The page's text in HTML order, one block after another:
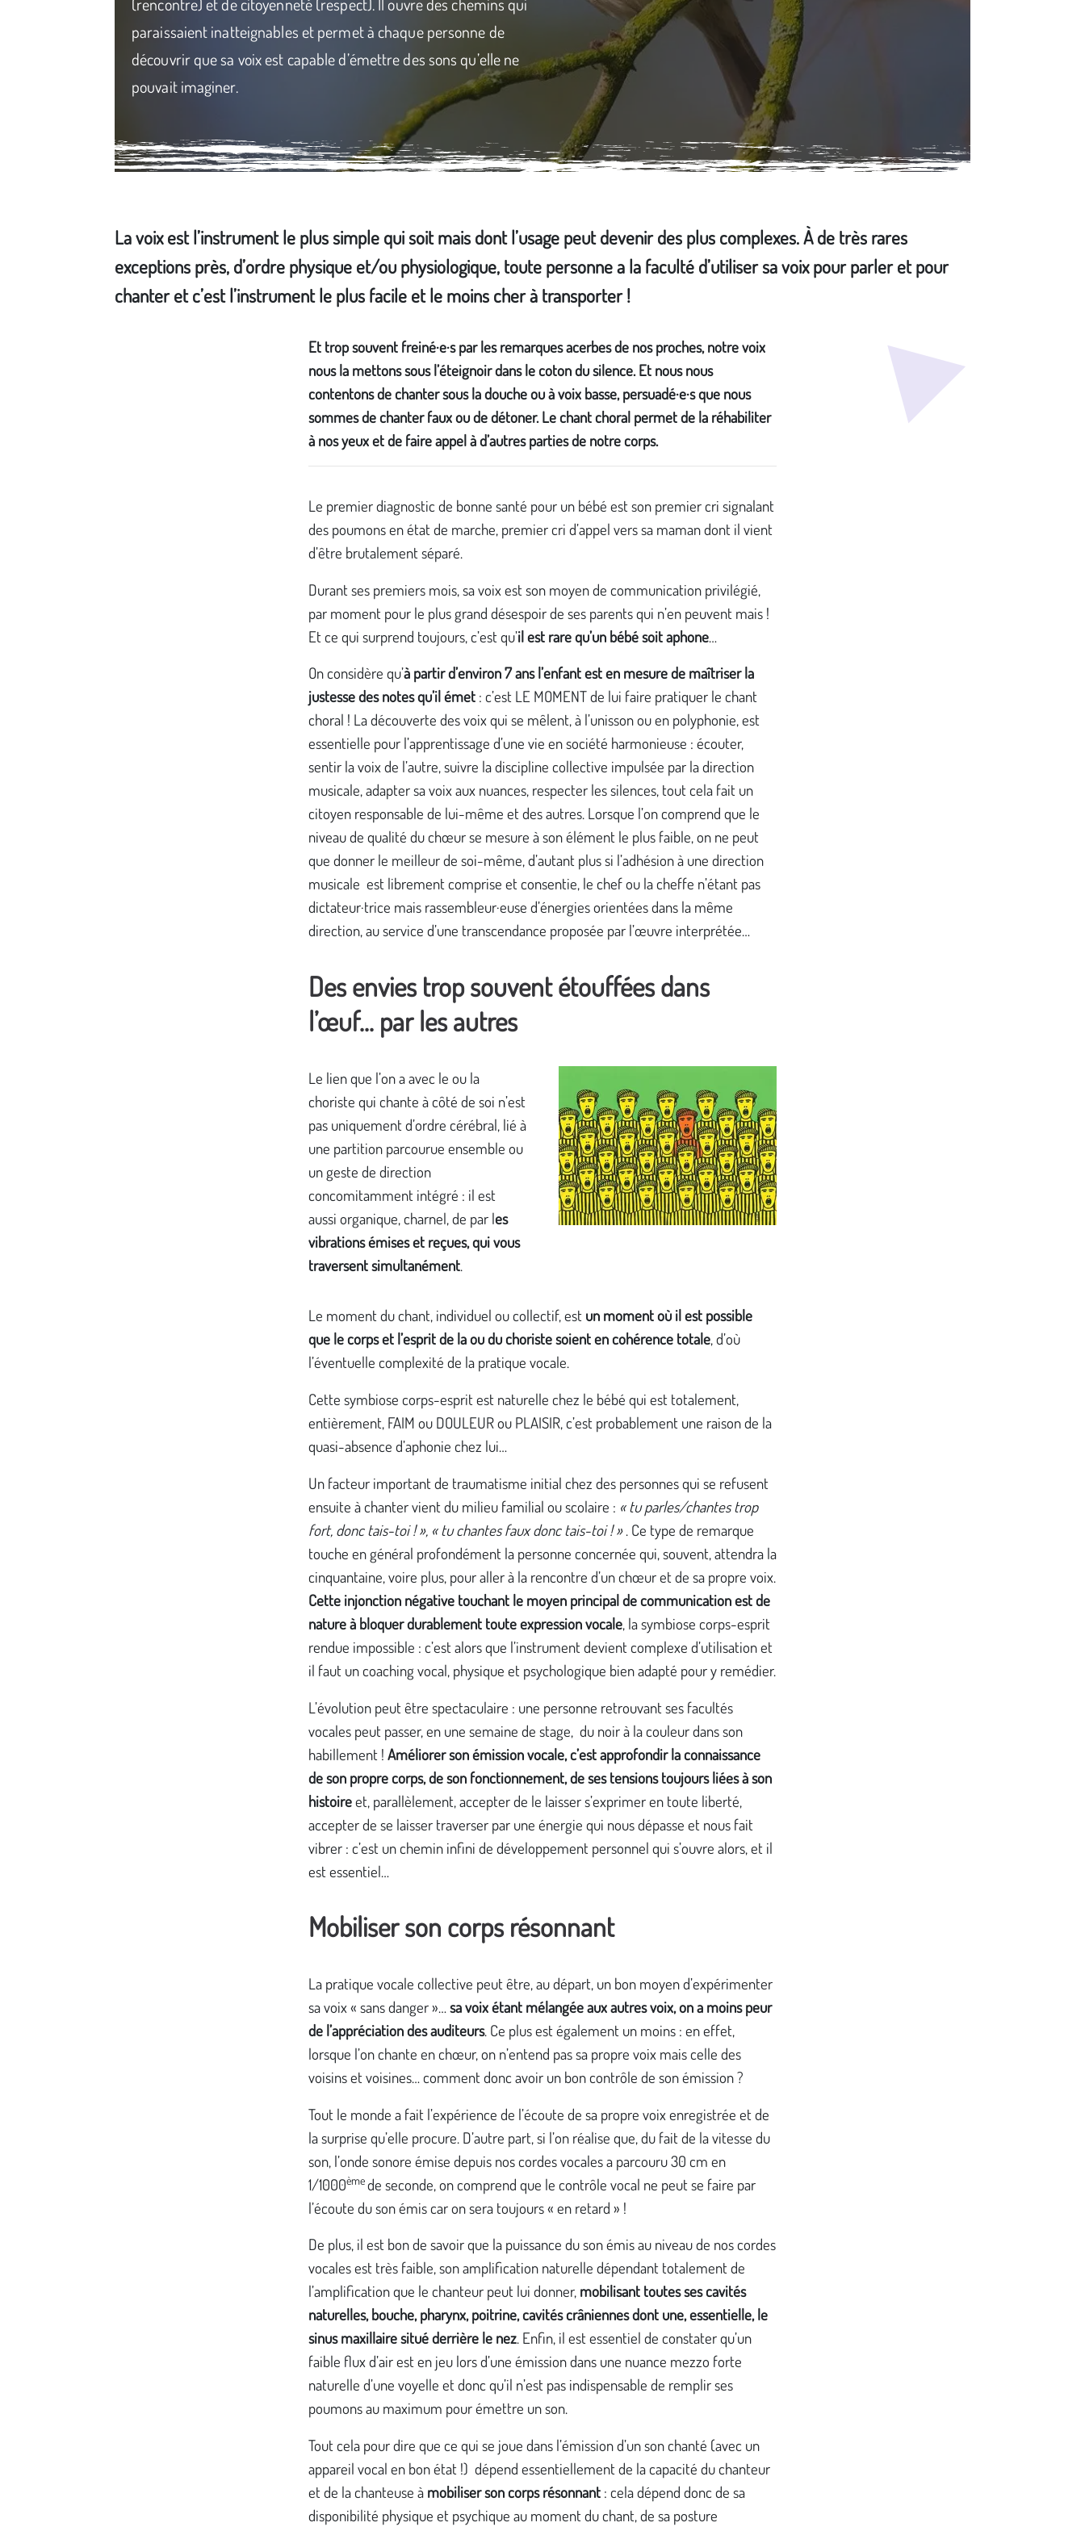
paraissaient inatteignables et permet à chaque personne de
découvrir que sa voix est capable d’émettre des sons qu’elle ne
pouvait imaginer.
La voix est l’instrument le plus simple qui soit mais dont l’usage peut devenir des plus complexes. À de très rares
exceptions près, d’ordre physique et/ou physiologique, toute personne a la faculté d’utiliser sa voix pour parler et pour
chanter et c’est l’instrument le plus facile et le moins cher à transporter !
Et trop souvent freiné·e·s par les remarques acerbes de nos proches, notre voix
nous la mettons sous l’éteignoir dans le coton du silence. Et nous nous
contentons de chanter sous la douche ou à voix basse, persuadé·e·s que nous
sommes de chanter faux ou de détoner. Le chant choral permet de la réhabiliter
à nos yeux et de faire appel à d’autres parties de notre corps.
Le premier diagnostic de bonne santé pour un bébé est son premier cri signalant
des poumons en état de marche, premier cri d’appel vers sa maman dont il vient
d’être brutalement séparé.
Durant ses premiers mois, sa voix est son moyen de communication privilégié,
par moment pour le plus grand désespoir de ses parents qui n’en peuvent mais !
Et ce qui surprend toujours, c’est qu’il est rare qu’un bébé soit aphone…
On considère qu’à partir d’environ 7 ans l’enfant est en mesure de maîtriser la
justesse des notes qu’il émet : c’est LE MOMENT de lui faire pratiquer le chant
choral ! La découverte des voix qui se mêlent, à l’unisson ou en polyphonie, est
essentielle pour l’apprentissage d’une vie en société harmonieuse : écouter,
sentir la voix de l’autre, suivre la discipline collective impulsée par la direction
musicale, adapter sa voix aux nuances, respecter les silences, tout cela fait un
citoyen responsable de lui-même et des autres. Lorsque l’on comprend que le
niveau de qualité du chœur se mesure à son élément le plus faible, on ne peut
que donner le meilleur de soi-même, d’autant plus si l’adhésion à une direction
musicale est librement comprise et consentie, le chef ou la cheffe n’étant pas
dictateur·trice mais rassembleur·euse d’énergies orientées dans la même
direction, au service d’une transcendance proposée par l’œuvre interprétée…
Des envies trop souvent étouffées dans
l’œuf... par les autres
Le lien que l’on a avec le ou la
choriste qui chante à côté de soi n’est
pas uniquement d’ordre cérébral, lié à
une partition parcourue ensemble ou
un geste de direction
concomitamment intégré : il est
aussi organique, charnel, de par les
vibrations émises et reçues, qui vous
traversent simultanément.
Le moment du chant, individuel ou collectif, est un moment où il est possible
que le corps et l’esprit de la ou du choriste soient en cohérence totale, d’où
l’éventuelle complexité de la pratique vocale.
Cette symbiose corps-esprit est naturelle chez le bébé qui est totalement,
entièrement, FAIM ou DOULEUR ou PLAISIR, c’est probablement une raison de la
quasi-absence d’aphonie chez lui…
Un facteur important de traumatisme initial chez des personnes qui se refusent
ensuite à chanter vient du milieu familial ou scolaire : « tu parles/chantes trop
fort, donc tais-toi ! », « tu chantes faux donc tais-toi ! ». Ce type de remarque
touche en général profondément la personne concernée qui, souvent, attendra la
cinquantaine, voire plus, pour aller à la rencontre d’un chœur et de sa propre voix.
Cette injonction négative touchant le moyen principal de communication est de
nature à bloquer durablement toute expression vocale, la symbiose corps-esprit
rendue impossible : c’est alors que l’instrument devient complexe d’utilisation et
il faut un coaching vocal, physique et psychologique bien adapté pour y remédier.
L’évolution peut être spectaculaire : une personne retrouvant ses facultés
vocales peut passer, en une semaine de stage, du noir à la couleur dans son
habillement ! Améliorer son émission vocale, c’est approfondir la connaissance
de son propre corps, de son fonctionnement, de ses tensions toujours liées à son
histoireet, parallèlement, accepter de le laisser s’exprimer en toute liberté,
accepter de se laisser traverser par une énergie qui nous dépasse et nous fait
vibrer : c’est un chemin infini de développement personnel qui s’ouvre alors, et il
est essentiel…
Mobiliser son corps résonnant
La pratique vocale collective peut être, au départ, un bon moyen d’expérimenter
sa voix « sans danger »… sa voix étant mélangée aux autres voix, on a moins peur
de l’appréciation des auditeurs. Ce plus est également un moins : en effet,
lorsque l’on chante en chœur, on n’entend pas sa propre voix mais celle des
voisins et voisines… comment donc avoir un bon contrôle de son émission ?
Tout le monde a fait l’expérience de l’écoute de sa propre voix enregistrée et de
la surprise qu’elle procure. D’autre part, si l’on réalise que, du fait de la vitesse du
son, l’onde sonore émise depuis nos cordes vocales a parcouru 30 cm en
1/1000èmede seconde, on comprend que le contrôle vocal ne peut se faire par
l’écoute du son émis car on sera toujours « en retard » !
De plus, il est bon de savoir que la puissance du son émis au niveau de nos cordes
vocales est très faible, son amplification naturelle dépendant totalement de
l’amplification que le chanteur peut lui donner, mobilisant toutes ses cavités
naturelles, bouche, pharynx, poitrine, cavités crâniennes dont une, essentielle, le
sinus maxillaire situé derrière le nez. Enfin, il est essentiel de constater qu’un
faible flux d’air est en jeu lors d’une émission dans une nuance mezzo forte
naturelle d’une voyelle et donc qu’il n’est pas indispensable de remplir ses
poumons au maximum pour émettre un son.
Tout cela pour dire que ce qui se joue dans l’émission d’un son chanté (avec un
appareil vocal en bon état !) dépend essentiellement de la capacité du chanteur
et de la chanteuse à mobiliser son corps résonnant : cela dépend donc de sa
disponibilité physique et psychique au moment du chant, de sa posture